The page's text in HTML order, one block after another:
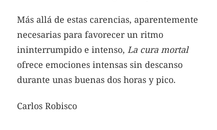
Más allá de estas carencias, aparentemente
necesarias para favorecer un ritmo
ininterrumpido e intenso, La cura mortal
ofrece emociones intensas sin descanso
durante unas buenas dos horas y pico.
Carlos Robisco